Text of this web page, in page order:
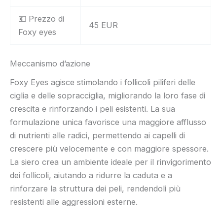
💶 Prezzo di
Foxy eyes
45 EUR
Meccanismo d’azione
Foxy Eyes agisce stimolando i follicoli piliferi delle
ciglia e delle sopracciglia, migliorando la loro fase di
crescita e rinforzando i peli esistenti. La sua
formulazione unica favorisce una maggiore afflusso
di nutrienti alle radici, permettendo ai capelli di
crescere più velocemente e con maggiore spessore.
La siero crea un ambiente ideale per il rinvigorimento
dei follicoli, aiutando a ridurre la caduta e a
rinforzare la struttura dei peli, rendendoli più
resistenti alle aggressioni esterne.